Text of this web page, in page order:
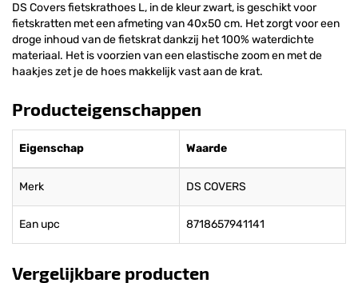
DS Covers fietskrathoes L, in de kleur zwart, is geschikt voor
fietskratten met een afmeting van 40x50 cm. Het zorgt voor een
droge inhoud van de fietskrat dankzij het 100% waterdichte
materiaal. Het is voorzien van een elastische zoom en met de
haakjes zet je de hoes makkelijk vast aan de krat.
Producteigenschappen
Eigenschap Waarde
Merk DS COVERS
Ean upc 8718657941141
Vergelijkbare producten